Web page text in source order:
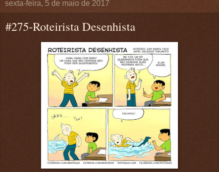
sexta-feira, 5 de maio de 2017
#275-Roteirista Desenhista